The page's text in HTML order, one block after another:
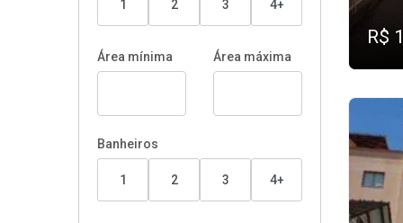
1 2 3 4+
Área mínima Área máxima
Banheiros
1 2 3 4+
R$